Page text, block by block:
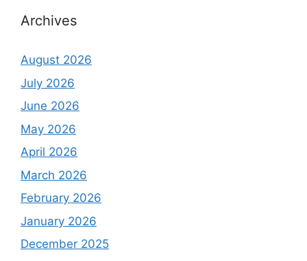
Archives
August 2026
July 2026
June 2026
May 2026
April 2026
March 2026
February 2026
January 2026
December 2025